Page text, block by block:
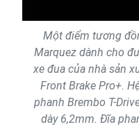
Một điểm tương
Marquez dành cho
xe đua của nhà sản
Front Brake Pro+.
phanh Brembo T-
dày 6,2mm. Đĩa